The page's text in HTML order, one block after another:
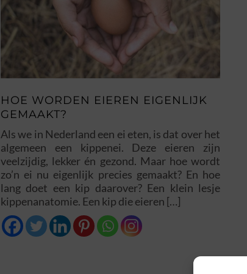
HOE WORDEN EIEREN EIGENLIJK
GEMAAKT?
Als we in Nederland een ei eten, is dat over het
algemeen een kippenei. Deze eieren zijn
veelzijdig, lekker én gezond. Maar hoe wordt
zo’n ei nu eigenlijk precies gemaakt? En hoe
lang doet een kip daarover? Een klein lesje
kippenanatomie. Een kip die eieren […]